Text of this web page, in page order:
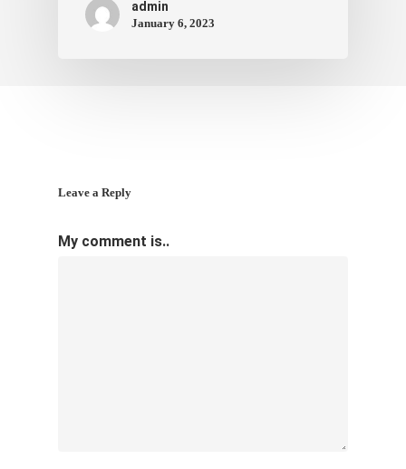
admin
January 6, 2023
Leave a Reply
My comment is..